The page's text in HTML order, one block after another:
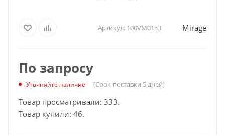
Артикул: 100VM0153 Mirage
По запросу
Уточняйте наличие (Срок поставки 5 дней)
Товар просматривали: 333.
Товар купили: 46.